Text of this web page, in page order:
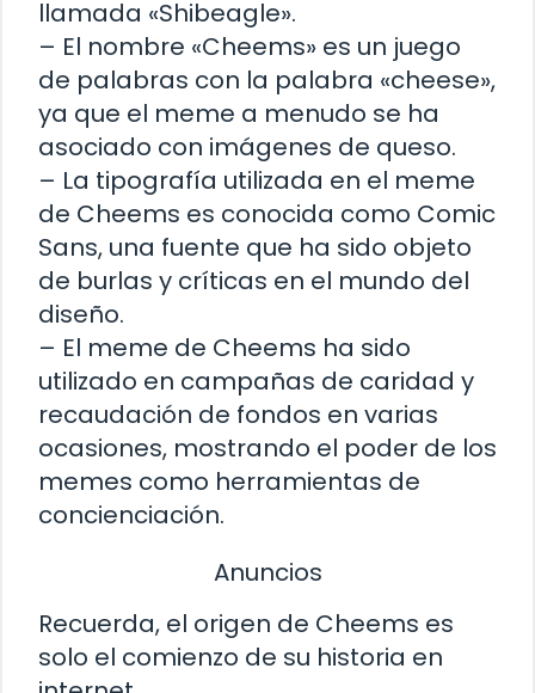
llamada «Shibeagle».
– El nombre «Cheems» es un juego
de palabras con la palabra «cheese»,
ya que el meme a menudo se ha
asociado con imágenes de queso.
– La tipografía utilizada en el meme
de Cheems es conocida como Comic
Sans, una fuente que ha sido objeto
de burlas y críticas en el mundo del
diseño.
– El meme de Cheems ha sido
utilizado en campañas de caridad y
recaudación de fondos en varias
ocasiones, mostrando el poder de los
memes como herramientas de
concienciación.
Anuncios
Recuerda, el origen de Cheems es
solo el comienzo de su historia en